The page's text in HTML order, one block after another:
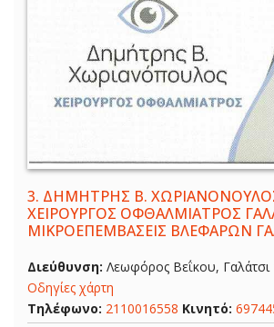
3. ΔΗΜΗΤΡΗΣ Β.
ΧΕΙΡΟΥΡΓΟΣ ΟΦΘΑΛΜΙΑΤΡΟΣ
ΜΙΚΡΟΕΠΕΜΒΑΣΕΙΣ ΒΛΕΦΑΡΩΝ
Διεύθυνση: Λεωφόρος Βεΐκου, Γαλάτσι
Οδηγίες χάρτη
Τηλέφωνο: 2110016558 Κινητό: